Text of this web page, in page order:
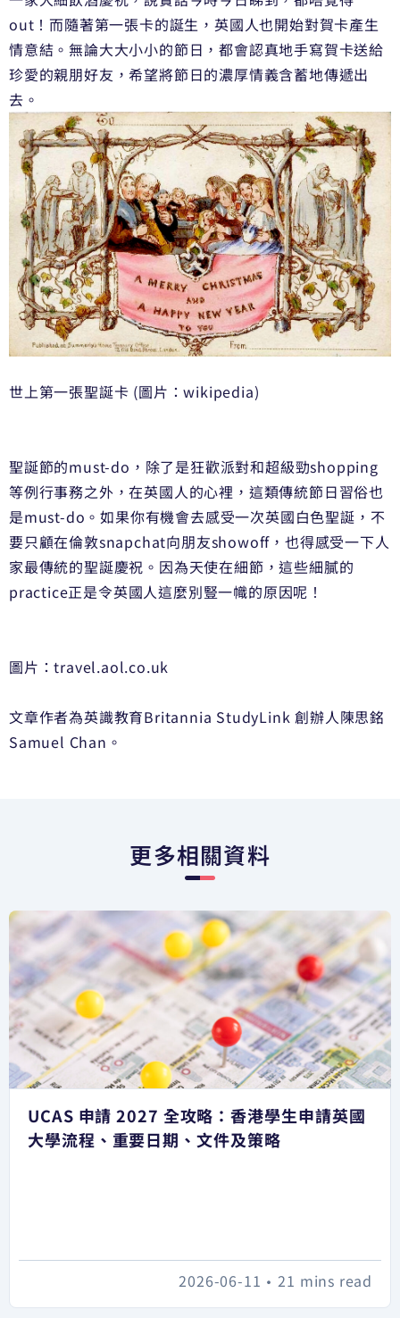
out！而隨著第一張卡的誕生，英國人也開始對賀卡產生
情意結。無論大大小小的節日，都會認真地手寫賀卡送給
珍愛的親朋好友，希望將節日的濃厚情義含蓄地傳遞出
去。
世上第一張聖誕卡 (圖片：wikipedia)
聖誕節的must-do，除了是狂歡派對和超級勁shopping
等例行事務之外，在英國人的心裡，這類傳統節日習俗也
是must-do。如果你有機會去感受一次英國白色聖誕，不
要只顧在倫敦snapchat向朋友showoff，也得感受一下人
家最傳統的聖誕慶祝。因為天使在細節，這些細膩的
practice正是令英國人這麼別豎一幟的原因呢！
圖片：travel.aol.co.uk
文章作者為英識教育Britannia StudyLink 創辦人陳思銘
Samuel Chan。
更多相關資料
UCAS 申請 2027 全攻略：香港學生申請英國
大學流程、重要日期、文件及策略
21 mins read
•
2026-06-11